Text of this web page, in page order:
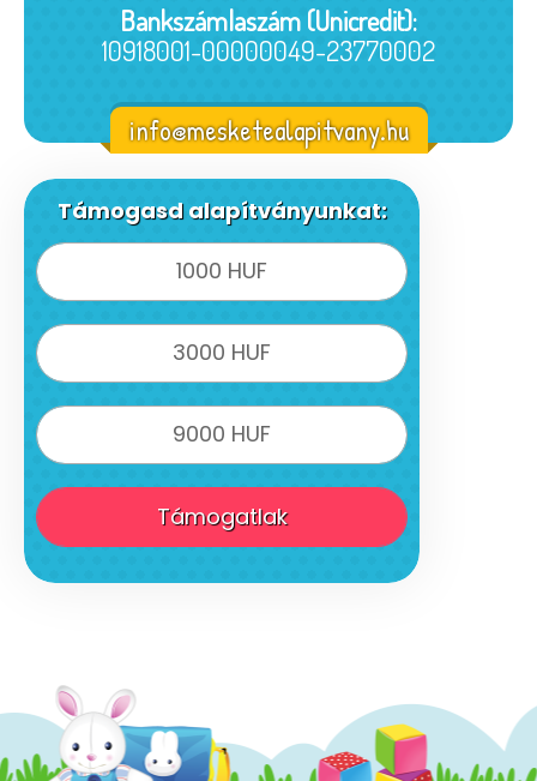
Bankszámlaszám (Unicredit):
10918001-00000049-23770002
info@mesketealapitvany.hu
Támogasd alapítványunkat:
1000 HUF
3000 HUF
9000 HUF
Támogatlak